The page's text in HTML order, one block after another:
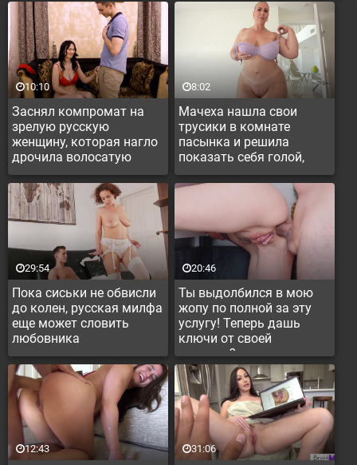
Заснял компромат на
зрелую русскую
женщину, которая нагло
дрочила волосатую
пизду
10:10
Мачеха нашла свои
трусики в комнате
пасынка и решила
показать себя голой,
если он дрочит на нее
тайно
8:02
Пока сиськи не обвисли
до колен, русская милфа
еще может словить
любовника
29:54
Ты выдолбился в мою
жопу по полной за эту
услугу! Теперь дашь
ключи от своей
машины?
20:46
12:43 31:06